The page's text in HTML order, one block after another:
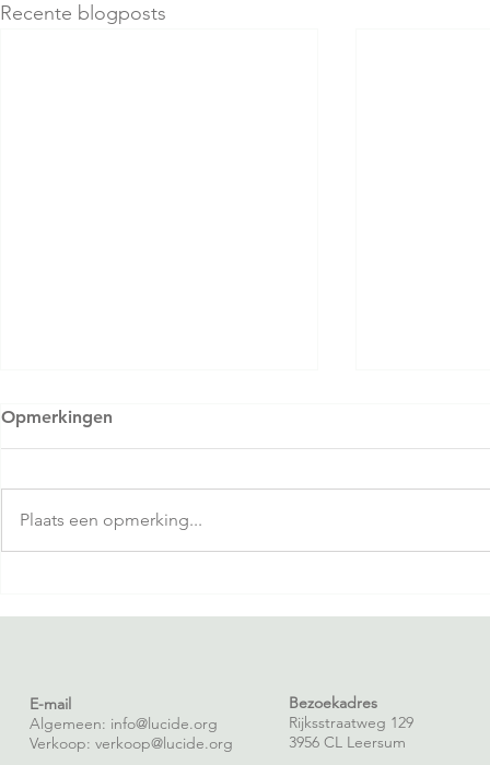
Recente blogposts
stresstest voor inkoop en
krappe
Opmerkingen
Plaats een opmerking...
E-mail
Algemeen: info@lucide.org
Verkoop: verkoop@lucide.org
Bezoekadres
Rijksstraatweg 129
3956 CL Leersum